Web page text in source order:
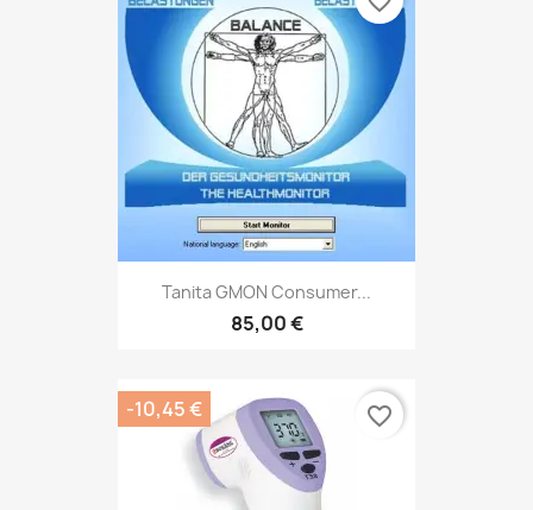
Tanita GMON Consumer...
85,00 €
-10,45 € favorite_border